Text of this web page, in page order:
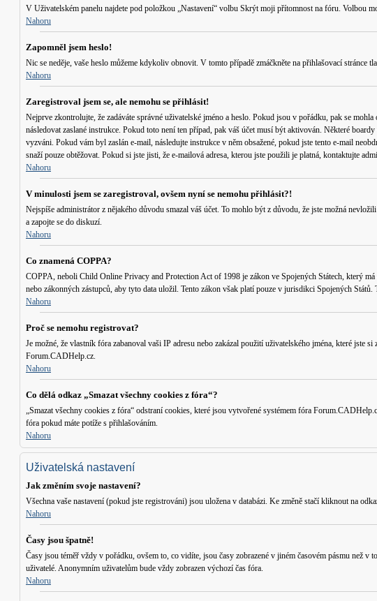
V Uživatelském panelu najdete pod položkou „Nastavení“ volbu Skrýt moji přítomnost na fóru. Volbou
Nahoru
Zapomněl jsem heslo!
Nic se neděje, vaše heslo můžeme kdykoliv obnovit. V tomto případě zmáčkněte na přihlašovací stránce
Nahoru
Zaregistroval jsem se, ale nemohu se přihlásit!
Nejprve zkontrolujte, že zadáváte správné uživatelské jméno a heslo. Pokud jsou v pořádku, pak se
následovat zaslané instrukce. Pokud toto není ten případ, pak váš účet musí být aktivován. Některé
vyzváni. Pokud vám byl zaslán e-mail, následujte instrukce v něm obsažené, pokud jste tento e-mail
snaží pouze obtěžovat. Pokud si jste jisti, že e-mailová adresa, kterou jste použili je platná, kontaktujte
Nahoru
V minulosti jsem se zaregistroval, ovšem nyní se nemohu přihlásit?!
Nejspíše administrátor z nějakého důvodu smazal váš účet. To mohlo být z důvodu, že jste možná
a zapojte se do diskuzí.
Nahoru
Co znamená COPPA?
COPPA, neboli Child Online Privacy and Protection Act of 1998 je zákon ve Spojených Státech, který
nebo zákonných zástupců, aby tyto data uložil. Tento zákon však platí pouze v jurisdikci Spojených
Nahoru
Proč se nemohu registrovat?
Je možné, že vlastník fóra zabanoval vaši IP adresu nebo zakázal použití uživatelského jména, které
Forum.CADHelp.cz.
Nahoru
Co dělá odkaz „Smazat všechny cookies z fóra“?
„Smazat všechny cookies z fóra“ odstraní cookies, které jsou vytvořené systémem fóra
fóra pokud máte potíže s přihlašováním.
Nahoru
Uživatelská nastavení
Jak změním svoje nastavení?
Všechna vaše nastavení (pokud jste registrováni) jsou uložena v databázi. Ke změně stačí kliknout na
Nahoru
Časy jsou špatně!
Časy jsou téměř vždy v pořádku, ovšem to, co vidíte, jsou časy zobrazené v jiném časovém pásmu než
uživatelé. Anonymním uživatelům bude vždy zobrazen výchozí čas fóra.
Nahoru